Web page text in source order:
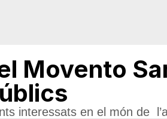
Movento
interessats en el món de